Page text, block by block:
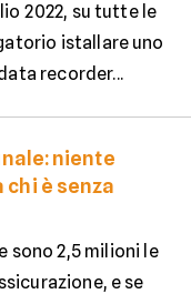
2022, su tutte le
istallare uno
recorder...
niente
è senza
sono 2,5 milioni le
e se